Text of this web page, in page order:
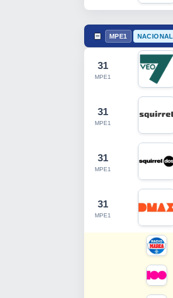
MPE1 NACIONAL
31
MPE1
31
MPE1
31
MPE1
31
MPE1